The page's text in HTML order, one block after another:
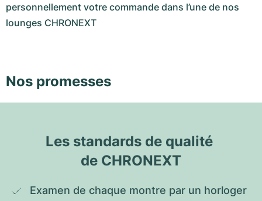
personnellement votre commande dans l’une de nos
lounges CHRONEXT
Nos promesses
Les standards de qualité
de CHRONEXT
Examen de chaque montre par un horloger